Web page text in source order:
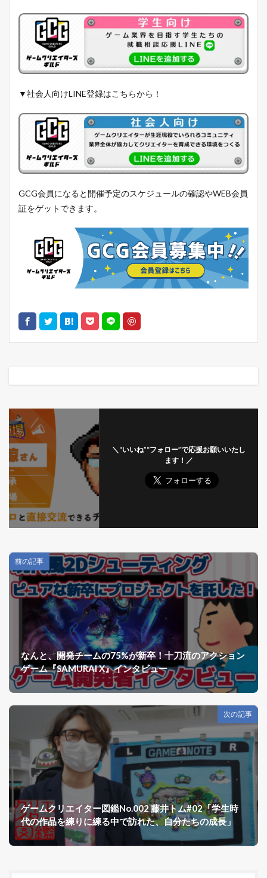
▼社会人向けLINE登録はこちらから！
GCG会員になると開催予定のスケジュールの確認やWEB会員
証をゲットできます。
＼“いいね”“フォロー”で応援お願いいたし
ます！／
前の記事
なんと、開発チームの75%が新卒！十刀流のアクション
ゲーム『SAMURAI X』インタビュー
次の記事
ゲームクリエイター図鑑No.002 藤井トム#02「学生時
代の作品を練りに練る中で訪れた、自分たちの成長」